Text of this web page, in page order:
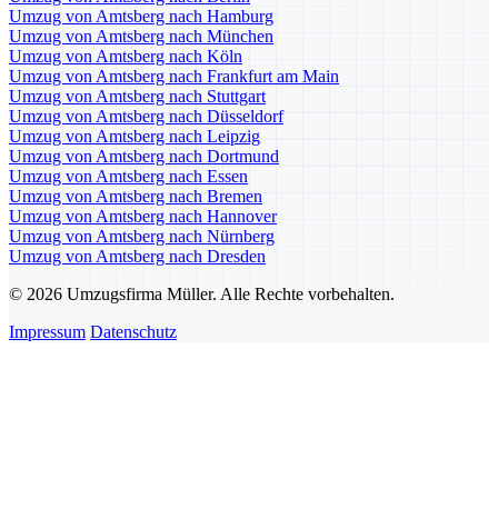
Umzug von Amtsberg nach Hamburg
Umzug von Amtsberg nach München
Umzug von Amtsberg nach Köln
Umzug von Amtsberg nach Frankfurt am Main
Umzug von Amtsberg nach Stuttgart
Umzug von Amtsberg nach Düsseldorf
Umzug von Amtsberg nach Leipzig
Umzug von Amtsberg nach Dortmund
Umzug von Amtsberg nach Essen
Umzug von Amtsberg nach Bremen
Umzug von Amtsberg nach Hannover
Umzug von Amtsberg nach Nürnberg
Umzug von Amtsberg nach Dresden
© 2026 Umzugsfirma Müller. Alle Rechte vorbehalten.
Impressum Datenschutz